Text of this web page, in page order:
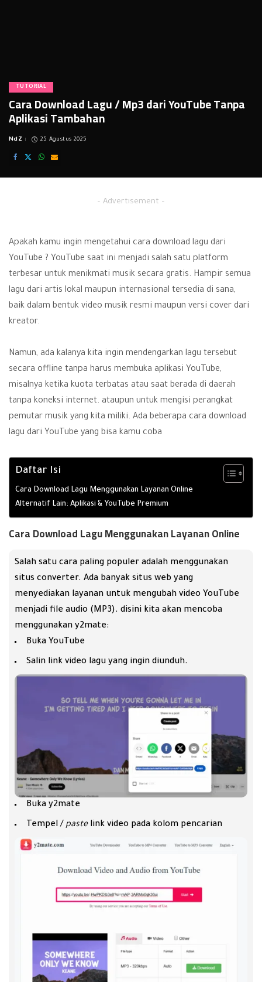
TUTORIAL
Cara Download Lagu / Mp3 dari YouTube Tanpa
Aplikasi Tambahan
Posted
NdZ 25 Agustus 2025
– Advertisement –
Apakah kamu ingin mengetahui cara download lagu dari
YouTube ? YouTube saat ini menjadi salah satu platform
terbesar untuk menikmati musik secara gratis. Hampir semua
lagu dari artis lokal maupun internasional tersedia di sana,
baik dalam bentuk video musik resmi maupun versi cover dari
kreator.
Namun, ada kalanya kita ingin mendengarkan lagu tersebut
secara offline tanpa harus membuka aplikasi YouTube,
misalnya ketika kuota terbatas atau saat berada di daerah
tanpa koneksi internet. ataupun untuk mengisi perangkat
pemutar musik yang kita miliki. Ada beberapa cara download
lagu dari YouTube yang bisa kamu coba
Daftar Isi
Cara Download Lagu Menggunakan Layanan Online
Alternatif Lain: Aplikasi & YouTube Premium
Cara Download Lagu Menggunakan Layanan Online
Salah satu cara paling populer adalah menggunakan
situs converter. Ada banyak situs web yang
menyediakan layanan untuk mengubah video YouTube
menjadi file audio (MP3). disini kita akan mencoba
menggunakan y2mate:
Buka YouTube
Salin link video lagu yang ingin diunduh.
Bukay2mate
Tempel /paste link video pada kolom pencarian